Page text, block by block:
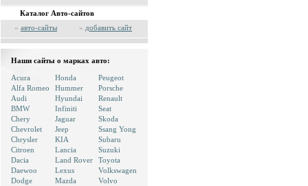
Каталог Авто-сайтов
» авто-сайты » добавить сайт
Наши сайты о марках авто:
Acura
Alfa Romeo
Audi
BMW
Chery
Chevrolet
Chrysler
Citroen
Dacia
Daewoo
Dodge
Honda
Hummer
Hyundai
Infiniti
Jaguar
Jeep
KIA
Lancia
Land Rover
Lexus
Mazda
Peugeot
Porsche
Renault
Seat
Skoda
Ssang Yong
Subaru
Suzuki
Toyota
Volkswagen
Volvo